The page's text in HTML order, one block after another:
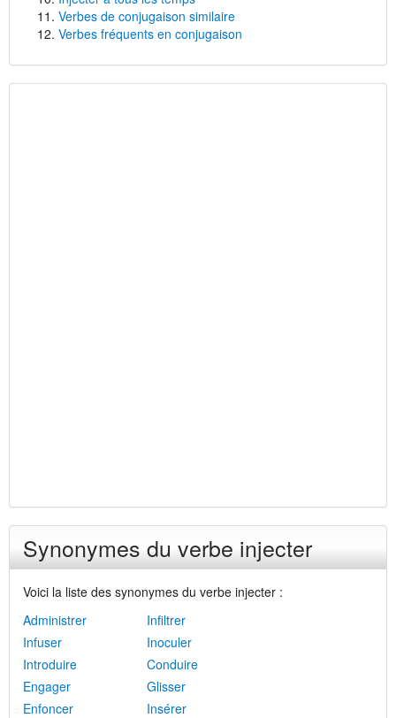
Verbes de conjugaison similaire
Verbes fréquents en conjugaison
Synonymes du verbe injecter
Voici la liste des synonymes du verbe injecter :
Administrer
Infiltrer
Infuser
Inoculer
Introduire
Conduire
Engager
Glisser
Enfoncer
Insérer